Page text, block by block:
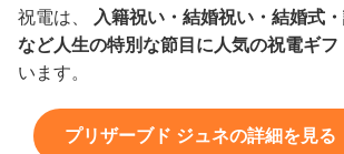
祝電は、
入籍祝い・結婚祝い・結婚式
など人生の特別な節目に人気の祝電ギフ
います。
プリザーブド ジュネの詳細を見る